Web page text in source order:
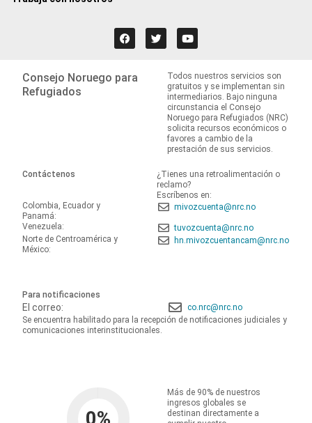
Consejo Noruego para
Refugiados
Todos nuestros servicios son
gratuitos y se implementan sin
intermediarios. Bajo ninguna
circunstancia el Consejo
Noruego para Refugiados (NRC)
solicita recursos económicos o
favores a cambio de la
prestación de sus servicios.
Contáctenos
¿Tienes una retroalimentación o
reclamo?
Escríbenos en:
Colombia, Ecuador y
Panamá:
mivozcuenta@nrc.no
Venezuela:
tuvozcuenta@nrc.no
Norte de Centroamérica y
México:
hn.mivozcuentancam@nrc.no
Para notificaciones
El correo:
co.nrc@nrc.no
Se encuentra habilitado para la recepción de notificaciones judiciales y
comunicaciones interinstitucionales.
Más de 90% de nuestros
ingresos globales se
destinan directamente a